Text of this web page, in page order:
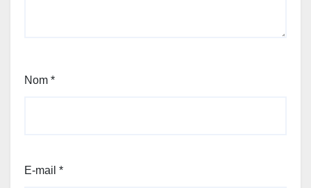
Nom *
E-mail *